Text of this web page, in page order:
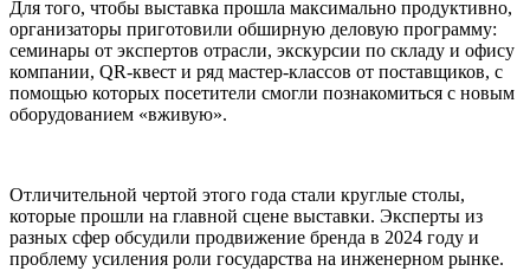
Для того, чтобы выставка прошла максимально продуктивно,
организаторы приготовили обширную деловую программу:
семинары от экспертов отрасли, экскурсии по складу и офису
компании, QR-квест и ряд мастер-классов от поставщиков, с
помощью которых посетители смогли познакомиться с новым
оборудованием «вживую».
Отличительной чертой этого года стали круглые столы,
которые прошли на главной сцене выставки. Эксперты из
разных сфер обсудили продвижение бренда в 2024 году и
проблему усиления роли государства на инженерном рынке.